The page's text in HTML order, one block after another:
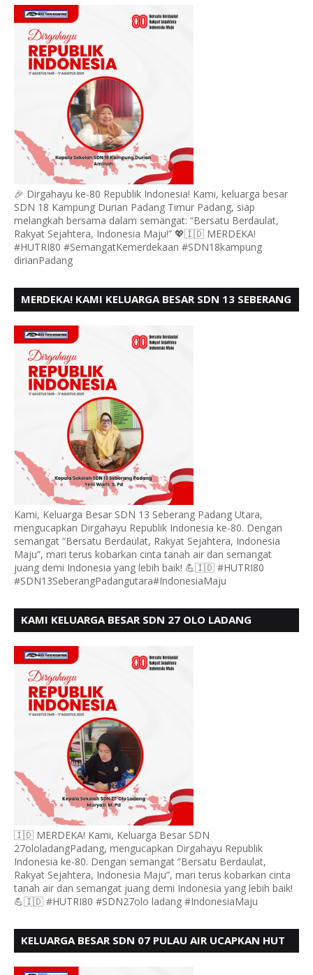
🎉 Dirgahayu ke-80 Republik Indonesia! Kami, keluarga besar
SDN 18 Kampung Durian Padang Timur Padang, siap
melangkah bersama dalam semangat: “Bersatu Berdaulat,
Rakyat Sejahtera, Indonesia Maju!” 💖🇮🇩 MERDEKA!
#HUTRI80 #SemangatKemerdekaan #SDN18kampung
dirianPadang
MERDEKA! KAMI KELUARGA BESAR SDN 13 SEBERANG
Kami, Keluarga Besar SDN 13 Seberang Padang Utara,
mengucapkan Dirgahayu Republik Indonesia ke-80. Dengan
semangat “Bersatu Berdaulat, Rakyat Sejahtera, Indonesia
Maju”, mari terus kobarkan cinta tanah air dan semangat
juang demi Indonesia yang lebih baik! 💪🇮🇩 #HUTRI80
#SDN13SeberangPadangutara#IndonesiaMaju
KAMI KELUARGA BESAR SDN 27 OLO LADANG
🇮🇩 MERDEKA! Kami, Keluarga Besar SDN
27ololadangPadang, mengucapkan Dirgahayu Republik
Indonesia ke-80. Dengan semangat “Bersatu Berdaulat,
Rakyat Sejahtera, Indonesia Maju”, mari terus kobarkan cinta
tanah air dan semangat juang demi Indonesia yang lebih baik!
💪🇮🇩 #HUTRI80 #SDN27olo ladang #IndonesiaMaju
KELUARGA BESAR SDN 07 PULAU AIR UCAPKAN HUT